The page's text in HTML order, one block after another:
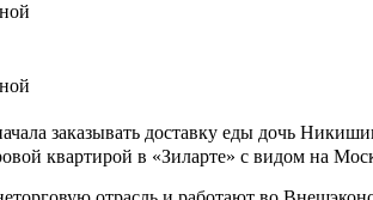
заказывать доставку еды дочь
квартирой в «Зиларте» с видом на